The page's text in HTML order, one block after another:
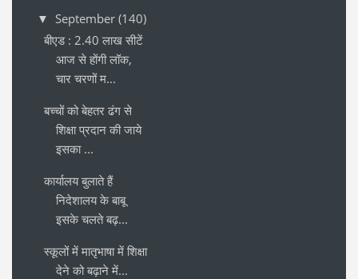
▼ September (140)
बीएड : 2.40 लाख सीटें
आज से होंगी लॉक,
चार चरणों म...
बच्चों को बेहतर ढंग से
शिक्षा प्रदान की जाये
इसका ...
कार्यालय बुलाते हैं
निदेशालय के बाबू
इसके चलते बढ़...
स्कूलों में मातृभाषा में शिक्षा
देने को बढ़ाने में...